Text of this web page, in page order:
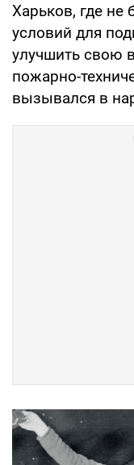
Харьков, где
условий для
улучшить свою
пожарно-
вызывался в